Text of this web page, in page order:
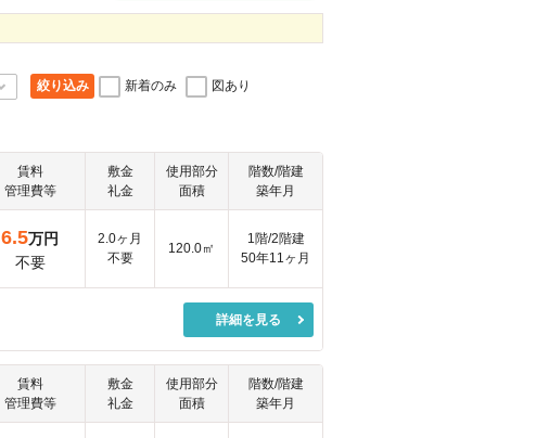
絞り込み 新着のみ 図あり
賃料
管理費等
敷金
礼金
使用部分
面積
階数/階建
築年月
6.5万円
不要
2.0ヶ月
不要
120.0㎡
1階/2階建
50年11ヶ月
詳細を見る
賃料
管理費等
敷金
礼金
使用部分
面積
階数/階建
築年月